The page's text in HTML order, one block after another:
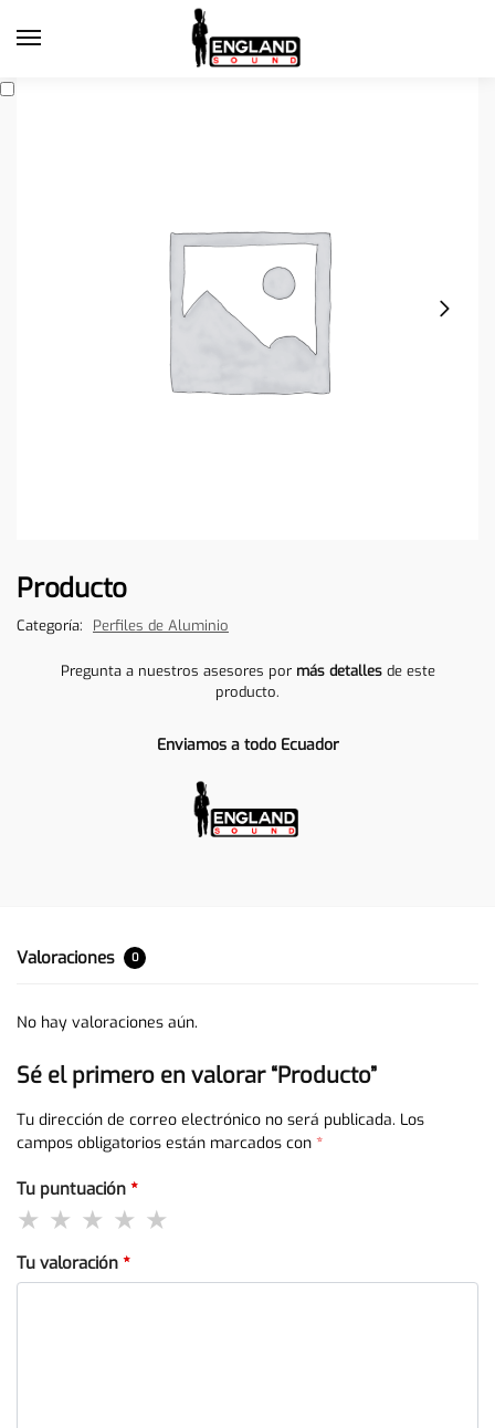
Producto
Categoría: Perfiles de Aluminio
Pregunta a nuestros asesores por más detallesde este
producto.
Enviamos a todo Ecuador
Valoraciones 0
No hay valoraciones aún.
Sé el primero en valorar “Producto”
Tu dirección de correo electrónico no será publicada. Los
campos obligatorios están marcados con *
Tu puntuación *
Tu valoración *